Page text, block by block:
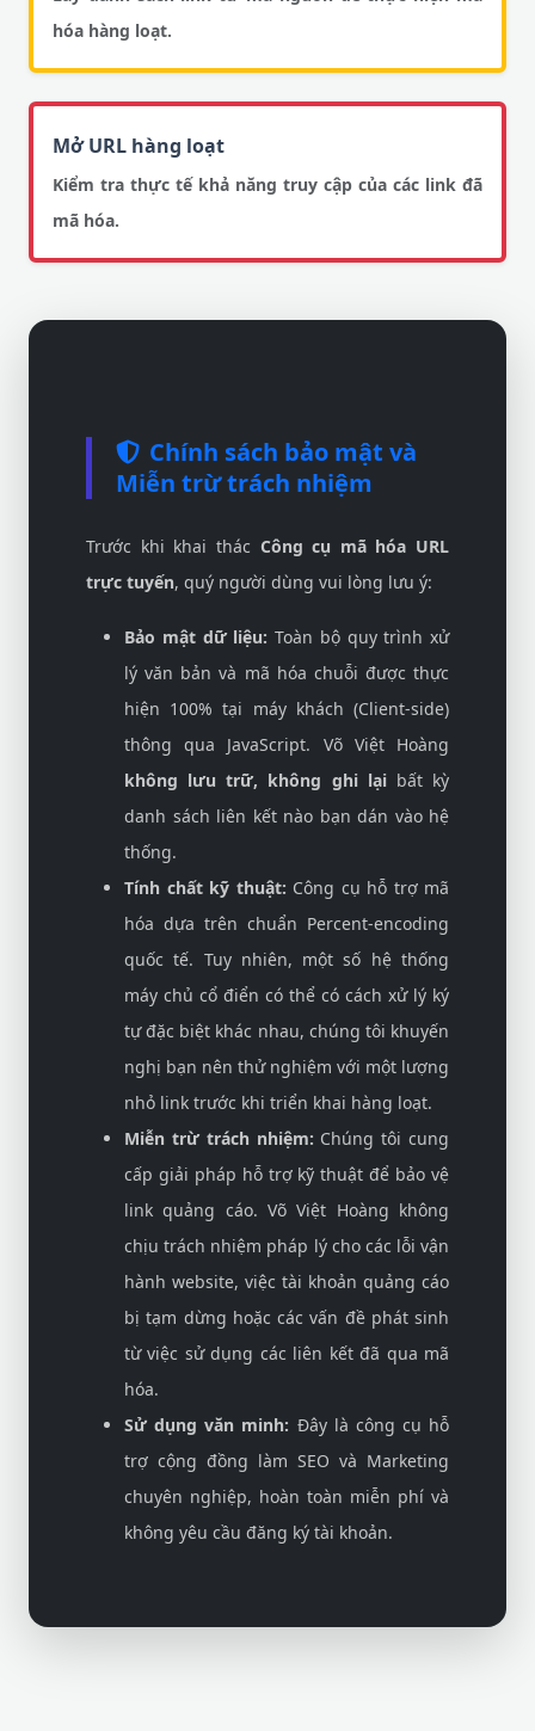
hóa hàng loạt.
Mở URL hàng loạt
Kiểm tra thực tế khả năng truy cập của các link đã
mã hóa.
Chính sách bảo mật và
Miễn trừ trách nhiệm
Trước khi khai thác Công cụ mã hóa URL
trực tuyến, quý người dùng vui lòng lưu ý:
Bảo mật dữ liệu: Toàn bộ quy trình xử
lý văn bản và mã hóa chuỗi được thực
hiện 100% tại máy khách (Client-side)
thông qua JavaScript. Võ Việt Hoàng
không lưu trữ, không ghi lạibất kỳ
danh sách liên kết nào bạn dán vào hệ
thống.
Tính chất kỹ thuật: Công cụ hỗ trợ mã
hóa dựa trên chuẩn Percent-encoding
quốc tế. Tuy nhiên, một số hệ thống
máy chủ cổ điển có thể có cách xử lý ký
tự đặc biệt khác nhau, chúng tôi khuyến
nghị bạn nên thử nghiệm với một lượng
nhỏ link trước khi triển khai hàng loạt.
Miễn trừ trách nhiệm: Chúng tôi cung
cấp giải pháp hỗ trợ kỹ thuật để bảo vệ
link quảng cáo. Võ Việt Hoàng không
chịu trách nhiệm pháp lý cho các lỗi vận
hành website, việc tài khoản quảng cáo
bị tạm dừng hoặc các vấn đề phát sinh
từ việc sử dụng các liên kết đã qua mã
hóa.
Sử dụng văn minh: Đây là công cụ hỗ
trợ cộng đồng làm SEO và Marketing
chuyên nghiệp, hoàn toàn miễn phí và
không yêu cầu đăng ký tài khoản.